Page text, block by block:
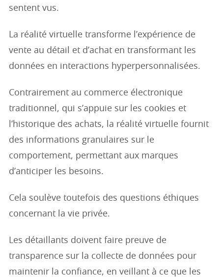
sentent vus.
La réalité virtuelle transforme l’expérience de
vente au détail et d’achat en transformant les
données en interactions hyperpersonnalisées.
Contrairement au commerce électronique
traditionnel, qui s’appuie sur les cookies et
l’historique des achats, la réalité virtuelle fournit
des informations granulaires sur le
comportement, permettant aux marques
d’anticiper les besoins.
Cela soulève toutefois des questions éthiques
concernant la vie privée.
Les détaillants doivent faire preuve de
transparence sur la collecte de données pour
maintenir la confiance, en veillant à ce que les